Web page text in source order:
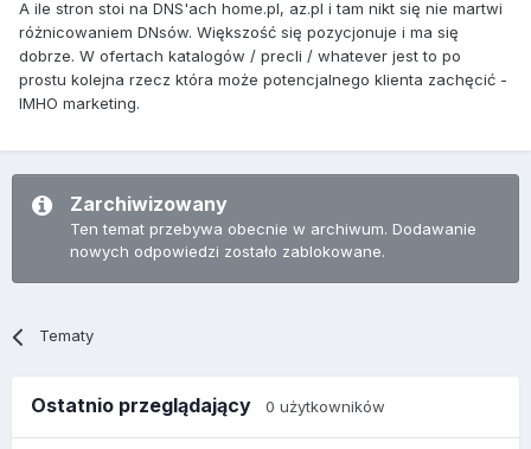
A ile stron stoi na DNS'ach home.pl, az.pl i tam nikt się nie martwi
różnicowaniem DNsów. Większość się pozycjonuje i ma się
dobrze. W ofertach katalogów / precli / whatever jest to po
prostu kolejna rzecz która może potencjalnego klienta zachęcić -
IMHO marketing.
Zarchiwizowany
Ten temat przebywa obecnie w archiwum. Dodawanie
nowych odpowiedzi zostało zablokowane.
Tematy
Ostatnio przeglądający 0 użytkowników